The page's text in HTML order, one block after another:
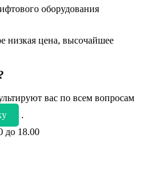
оборудования
низкая цена, высочайшее
вас по всем вопросам
.
до 18.00